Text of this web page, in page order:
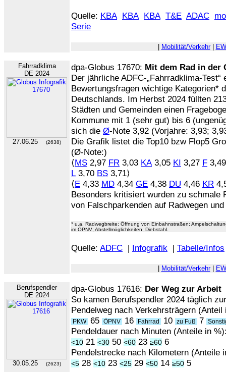
Quelle: KBA KBA KBA T&E ADAC
Serie
Mobilität/Verkehr|
Fahrradklima
DE 2024
27.06.25 (2638)
dpa-Globus 17670: Mit dem Rad in der
Der jährliche ADFC-„Fahrradklima-
Bewertungsfragen wichtige Kategorien*
Deutschlands. Im Herbst 2024 füllten
Städten und Gemeinden einen
Kommune mit 1 (sehr gut) bis 6
sich die Ø-Note 3,92 (Vorjahre: 3,93;
Die Grafik listet die Top10 bzw Flop5
(Ø-Note:)
⟨MS 2,97 FR 3,03 KA3,05 KI 3,27 F
L 3,70 BS 3,71⟩
⟨E 4,33 MD 4,34 GE 4,38 DU 4,46 KR
Besonders kritisiert wurden zu schmale
von Falschparkenden auf Radwegen
* u.a. Radwegbreite; Öffnung von Einbahnstraßen;
im ÖPNV; Abstellmöglichkeiten; Diebstahl.
Quelle: ADFC | Infografik | Tabelle/Infos
Mobilität/Verkehr|
Berufspendler
DE 2024
30.05.25 (2623)
dpa-Globus 17616: Der Weg zur Arbeit
So kamen Berufspendler 2024 täglich
Pendelweg nach Verkehrsträgern (Anteil
PKW 65 ÖPNV 16 Fahrrad 10 zu Fuß 7
Pendeldauer nach Minuten (Anteile in
<10 21 <30 50 <60 23 ≥60 6
Pendelstrecke nach Kilometern (Anteile
<5 28 <10 23 <25 29 <50 14 ≥50 5